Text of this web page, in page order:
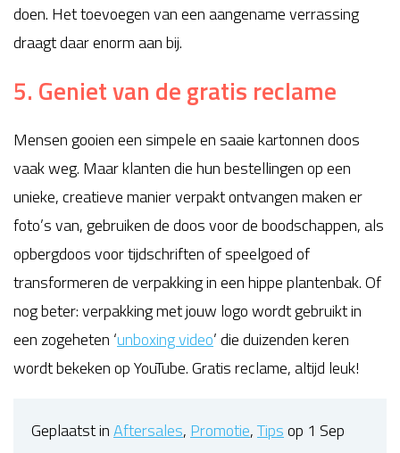
doen. Het toevoegen van een aangename verrassing
draagt daar enorm aan bij.
5. Geniet van de gratis reclame
Mensen gooien een simpele en saaie kartonnen doos
vaak weg. Maar klanten die hun bestellingen op een
unieke, creatieve manier verpakt ontvangen maken er
foto’s van, gebruiken de doos voor de boodschappen, als
opbergdoos voor tijdschriften of speelgoed of
transformeren de verpakking in een hippe plantenbak. Of
nog beter: verpakking met jouw logo wordt gebruikt in
een zogeheten ‘unboxing video’ die duizenden keren
wordt bekeken op YouTube. Gratis reclame, altijd leuk!
Geplaatst inAftersales, Promotie,Tipsop 1 Sep